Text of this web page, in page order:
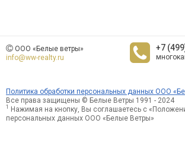
ООО «Белые ветры»
info@ww-realty.ru
+7
Политика обработки персональных данных ООО
Все права защищены © Белые Ветры 1991 - 2024
1
Нажимая на кнопку, Вы соглашаетесь с
персональных данных ООО «Белые Ветры»